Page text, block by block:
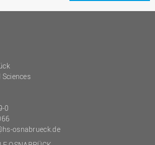
Office
0
osnabrueck.de